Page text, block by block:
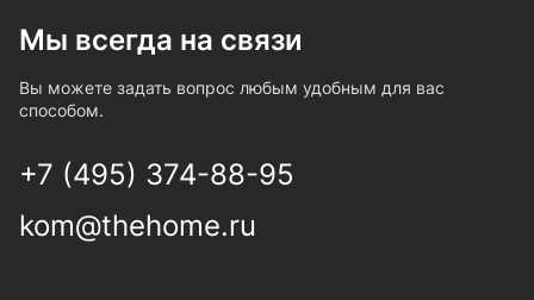
Мы всегда на связи
Вы можете задать вопрос любым удобным для вас
способом.
+7 (495) 374-88-95
kom@thehome.ru